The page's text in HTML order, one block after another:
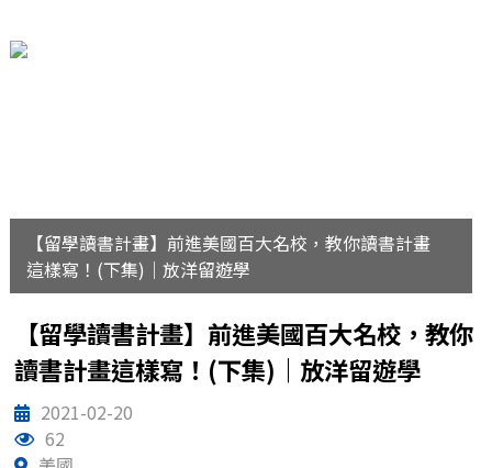
【留學讀書計畫】前進美國百大名校，教你讀書計畫
這樣寫！(下集)｜放洋留遊學
【留學讀書計畫】前進美國百大名校，教你
讀書計畫這樣寫！(下集)｜放洋留遊學
2021-02-20
62